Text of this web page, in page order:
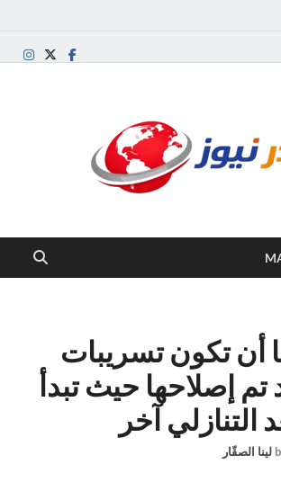
والتقارير
من
العالم
أن تكون تسريبات
تم إصلاحها حيث تبدأ
التنازلي آخر
لينا الصقّار